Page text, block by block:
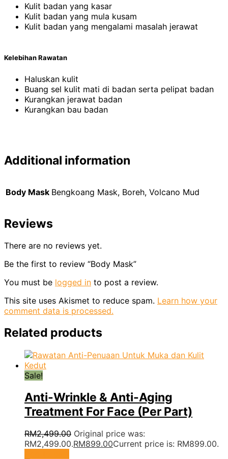
Kulit badan yang kasar
Kulit badan yang mula kusam
Kulit badan yang mengalami masalah jerawat
Kelebihan Rawatan
Haluskan kulit
Buang sel kulit mati di badan serta pelipat badan
Kurangkan jerawat badan
Kurangkan bau badan
Additional information
Body Mask Bengkoang Mask, Boreh, Volcano Mud
Reviews
There are no reviews yet.
Be the first to review “Body Mask”
You must be logged in to post a review.
This site uses Akismet to reduce spam. Learn how your
comment data is processed.
Related products
Sale!
Anti-Wrinkle & Anti-Aging
Treatment For Face (Per Part)
RM2,499.00 Original price was:
RM2,499.00.RM899.00Current price is: RM899.00.